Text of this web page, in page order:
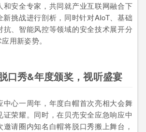
和安全专家，共同就产业互联网融合下
新挑战进行剖析，同时针对AIoT、基础
抗、智能风控等领域的安全技术展开分
用新姿势。
口秀&年度颁奖，视听盛宴
中心一周年，年度白帽首次亮相大会舞
证荣耀。同时，在贝壳安全应急响应中
请圈内知名白帽将脱口秀搬上舞台，